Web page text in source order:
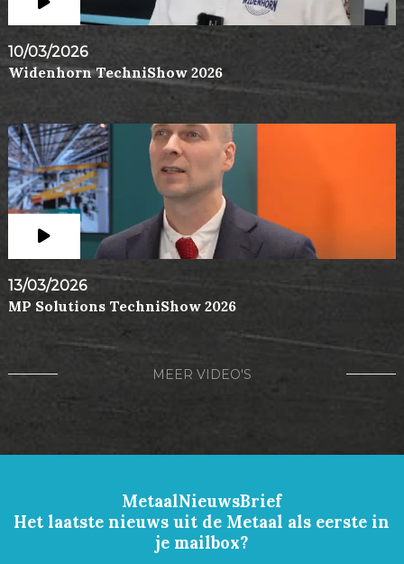
10/03/2026
Widenhorn TechniShow 2026
13/03/2026
MP Solutions TechniShow 2026
MEER VIDEO'S
MetaalNieuwsBrief
Het laatste nieuws uit de Metaal als eerste in
je mailbox?